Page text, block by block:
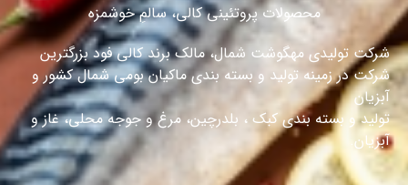
محصولات پروتئینی کالی، سالمِ خوشمزه
شرکت تولیدی مهگوشت شمال، مالک برند کالی فود بزرگترین
شرکت در زمینه تولید و بسته بندی ماکیان بومی شمال کشور و
آبزیان
تولید و بسته بندی کبک ، بلدرچین، مرغ و جوجه محلی، غاز و
آبزیان.